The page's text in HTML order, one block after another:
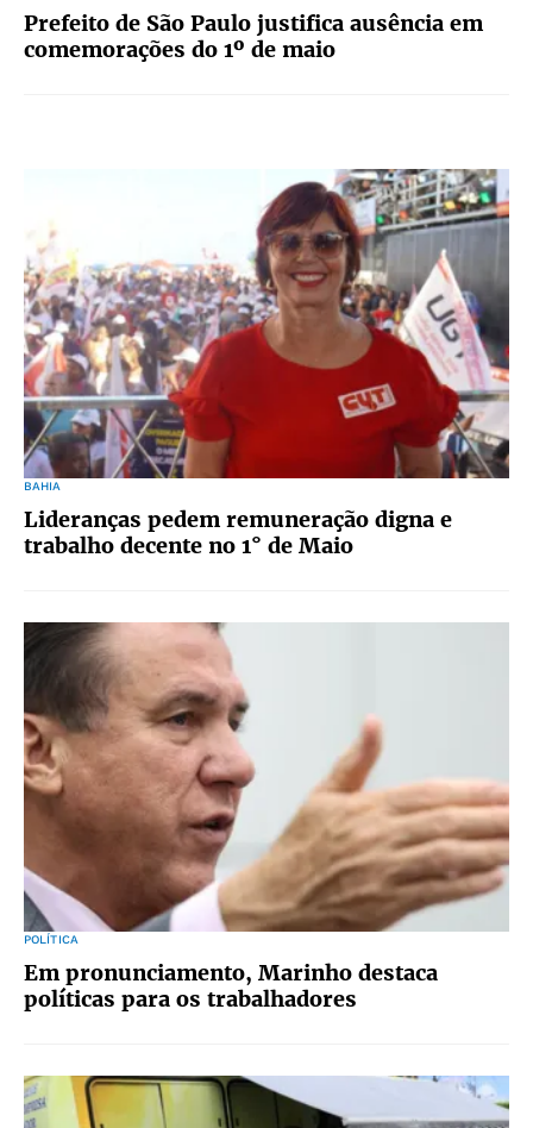
Prefeito de São Paulo justifica ausência em
comemorações do 1º de maio
BAHIA
Lideranças pedem remuneração digna e
trabalho decente no 1° de Maio
POLÍTICA
Em pronunciamento, Marinho destaca
políticas para os trabalhadores